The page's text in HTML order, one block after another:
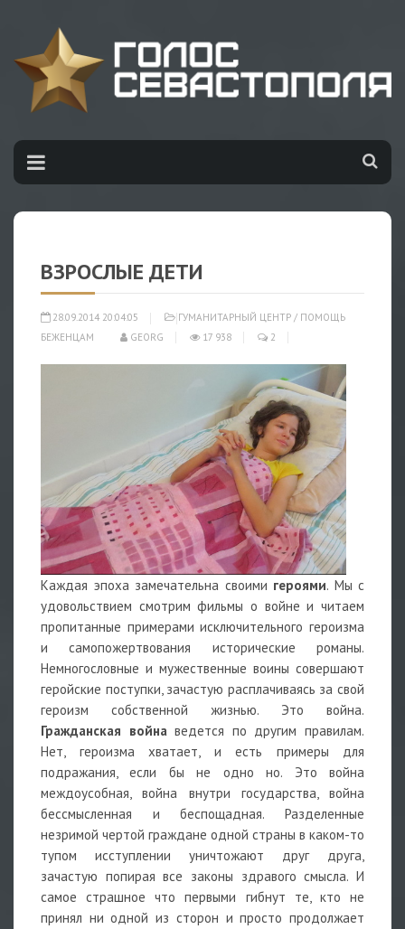
ВЗРОСЛЫЕ ДЕТИ
28.09.2014 20:04:05 ГУМАНИТАРНЫЙ ЦЕНТР / ПОМОЩЬ
БЕЖЕНЦАМ
GEORG 17 938 2
Каждая эпоха замечательна своими героями. Мы с
удовольствием смотрим фильмы о войне и читаем
пропитанные примерами исключительного героизма
и самопожертвования исторические романы.
Немногословные и мужественные воины совершают
геройские поступки, зачастую расплачиваясь за свой
героизм собственной жизнью. Это война.
Гражданская войнаведется по другим правилам.
Нет, героизма хватает, и есть примеры для
подражания, если бы не одно но. Это война
междоусобная, война внутри государства, война
бессмысленная и беспощадная. Разделенные
незримой чертой граждане одной страны в каком-то
тупом исступлении уничтожают друг друга,
зачастую попирая все законы здравого смысла. И
самое страшное что первыми гибнут те, кто не
принял ни одной из сторон и просто продолжает